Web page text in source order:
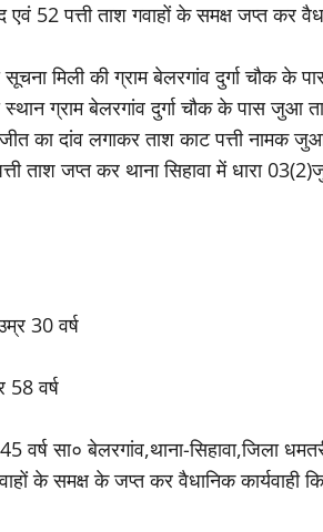
पत्ती ताश गवाहों के समक्ष जप्त कर
सूचना मिली की ग्राम बेलरगांव दुर्गा चौक
स्थान ग्राम बेलरगांव दुर्गा चौक के पास
का दांव लगाकर ताश काट पत्ती नामक
ताश जप्त कर थाना सिहावा में धारा
30 वर्ष
58 वर्ष
वर्ष सा० बेलरगांव,थाना-
के समक्ष के जप्त कर वैधानिक कार्यवाही